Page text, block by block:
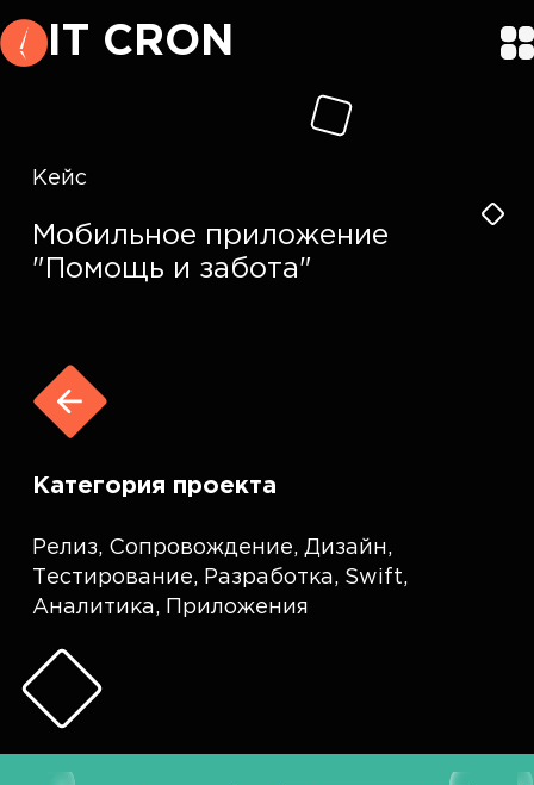
IT CRON
Кейс
Мобильное приложение
"Помощь и забота"
Категория проекта
Релиз, Сопровождение, Дизайн,
Тестирование, Разработка, Swift,
Аналитика, Приложения